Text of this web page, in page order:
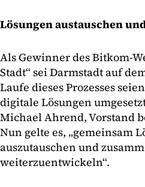
Lösungen austauschen
Als Gewinner des Bitkom-
Stadt“ sei Darmstadt auf
Laufe dieses Prozesses
digitale Lösungen
Michael Ahrend, Vorstand
Nun gelte es, „gemeinsam
auszutauschen und
weiterzuentwickeln“.